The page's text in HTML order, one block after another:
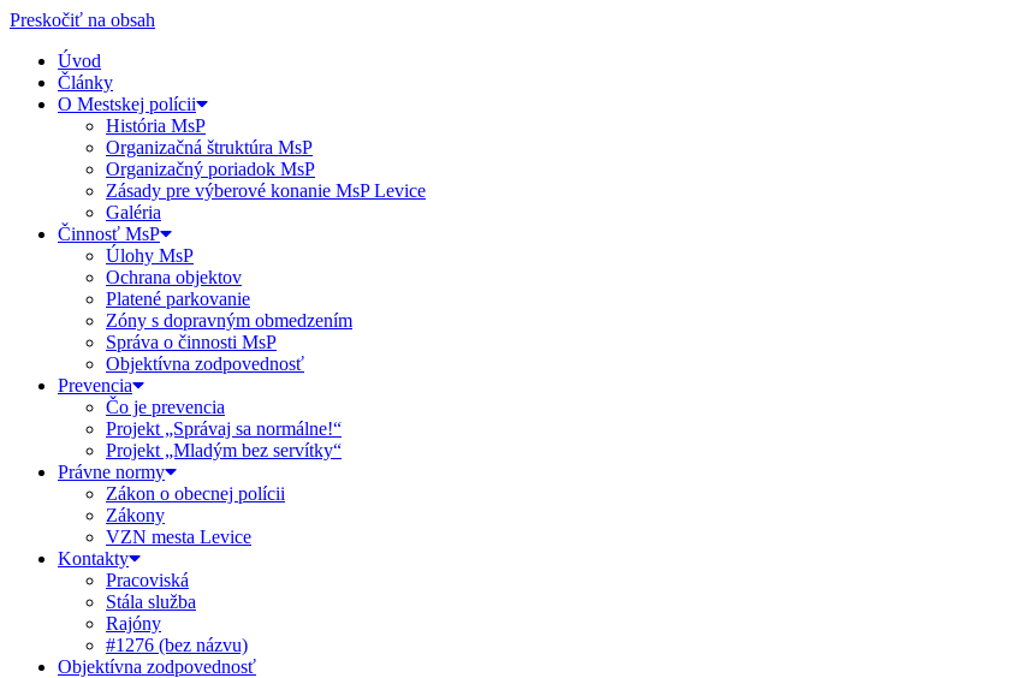
Preskočiť na obsah
Úvod
Články
O Mestskej polícii
História MsP
Organizačná štruktúra MsP
Organizačný poriadok MsP
Zásady pre výberové konanie MsP Levice
Galéria
Činnosť MsP
Úlohy MsP
Ochrana objektov
Platené parkovanie
Zóny s dopravným obmedzením
Správa o činnosti MsP
Objektívna zodpovednosť
Prevencia
Čo je prevencia
Projekt „Správaj sa normálne!“
Projekt „Mladým bez servítky“
Právne normy
Zákon o obecnej polícii
Zákony
VZN mesta Levice
Kontakty
Pracoviská
Stála služba
Rajóny
#1276 (bez názvu)
Objektívna zodpovednosť